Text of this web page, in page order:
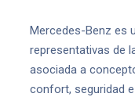
Mercedes-Benz es
representativas de
asociada a
confort, seguridad